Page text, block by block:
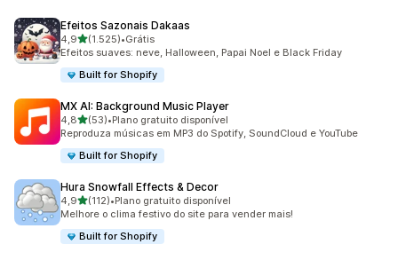
Efeitos Sazonais Dakaas
4,9de 5 estrelas
(1.525)
1525 avaliações ao todo
•Grátis
Efeitos suaves: neve, Halloween, Papai Noel e Black Friday
Built for Shopify
MX AI: Background Music Player
4,8de 5 estrelas
(53)
53 avaliações ao todo
•Plano gratuito disponível
Reproduza músicas em MP3 do Spotify, SoundCloud e YouTube
Built for Shopify
Hura Snowfall Effects & Decor
4,9de 5 estrelas
(112)
112 avaliações ao todo
•Plano gratuito disponível
Melhore o clima festivo do site para vender mais!
Built for Shopify